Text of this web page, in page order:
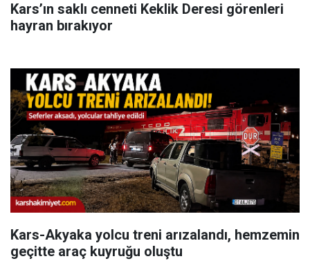
Kars’ın saklı cenneti Keklik Deresi görenleri
hayran bırakıyor
Kars-Akyaka yolcu treni arızalandı, hemzemin
geçitte araç kuyruğu oluştu